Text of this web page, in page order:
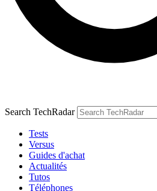
Search TechRadar
Tests
Versus
Guides d'achat
Actualités
Tutos
Téléphones